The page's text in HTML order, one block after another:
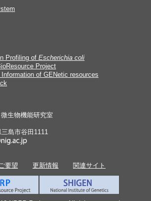
Profiling of Escherichia coli
Project
of GENetic resources
生物機能研究室
島市谷田1111
要望 更新情報 関連サイト